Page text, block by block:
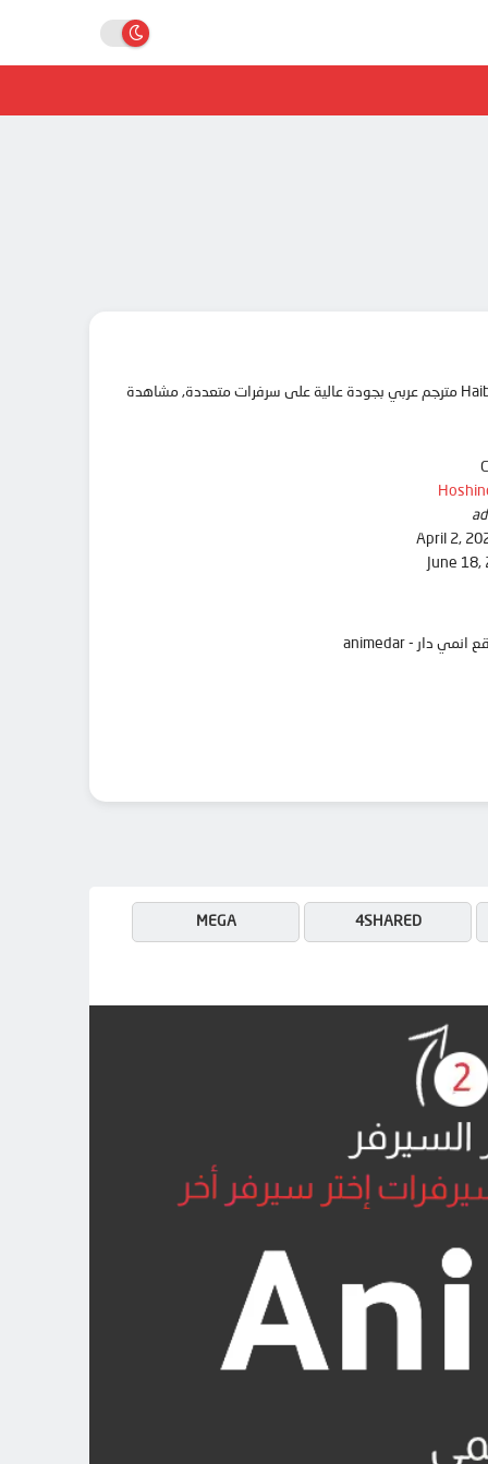
مرحبا بك في موقع انمي دار animedar نقدم لك حلقات انمي Haibara-kun no Tsuyokute Seishun New Game مترجم عربي بجودة عالية على سرفرات متعددة, مشاهدة
April 2,
June 18,
MEGA 4SHARED